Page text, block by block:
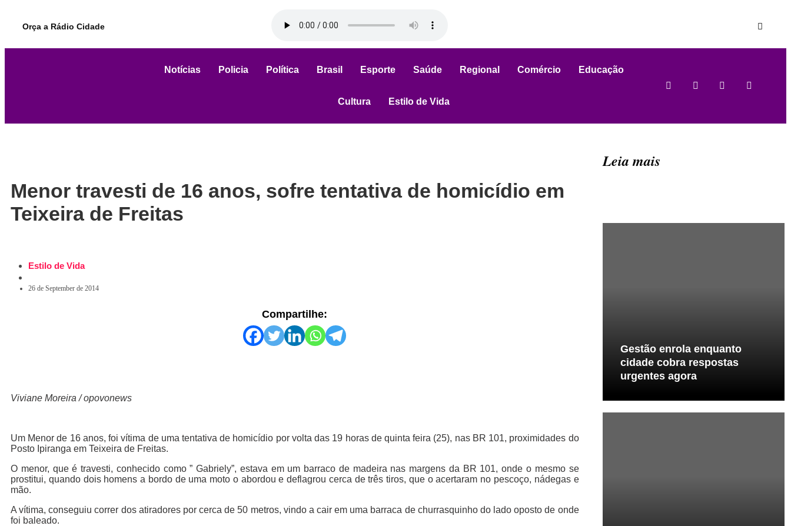
Orça a Rádio Cidade
Notícias Policia Política Brasil Esporte Saúde Regional Comércio Educação
Cultura Estilo de Vida
Menor travesti de 16 anos, sofre tentativa de homicídio em
Teixeira de Freitas
Estilo de Vida
26 de September de 2014
Compartilhe:
Viviane Moreira / opovonews
Um Menor de 16 anos, foi vítima de uma tentativa de homicídio por volta das 19 horas de quinta feira (25), nas BR 101, proximidades do
Posto Ipiranga em Teixeira de Freitas.
O menor, que é travesti, conhecido como ” Gabriely”, estava em um barraco de madeira nas margens da BR 101, onde o mesmo se
prostitui, quando dois homens a bordo de uma moto o abordou e deflagrou cerca de três tiros, que o acertaram no pescoço, nádegas e
mão.
A vítima, conseguiu correr dos atiradores por cerca de 50 metros, vindo a cair em uma barraca de churrasquinho do lado oposto de onde
foi baleado.
Leia mais
Gestão enrola enquanto
cidade cobra respostas
urgentes agora